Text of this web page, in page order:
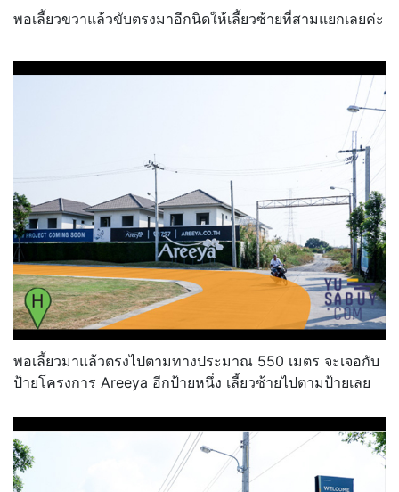
พอเลี้ยวขวาแล้วขับตรงมาอีกนิดให้เลี้ยวซ้ายที่สามแยกเลยค่ะ
พอเลี้ยวมาแล้วตรงไปตามทางประมาณ 550 เมตร จะเจอกับ
ป้ายโครงการ Areeya อีกป้ายหนึ่ง เลี้ยวซ้ายไปตามป้ายเลย